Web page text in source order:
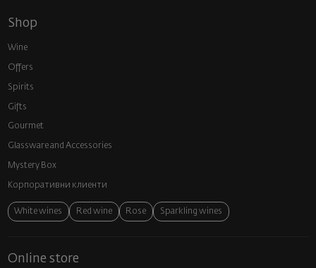
Shop
Wine
Offers
Spirits
Gifts
Gourmet
Glassware and Аccessories
Mystery Box
Корпоративни клиенти
White wines Red wine Rose Sparkling wines
Online store